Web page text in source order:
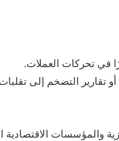
في تحركات العملات.
تقارير التضخم إلى
والمؤسسات